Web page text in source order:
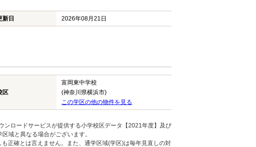
新日
2026年08月21日
区
富岡東中学校
(神奈川県横浜市)
この学区の他の物件を見る
ロードサービスが提供する小学校区データ【2021年度】及び
域と異なる場合がございます。
正確とは言えません。また、通学区域(学区)は毎年見直しの対